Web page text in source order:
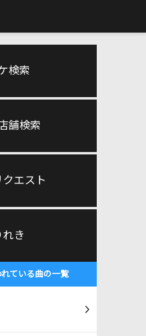
検索
舗検索
エスト
れき
ている曲の一覧